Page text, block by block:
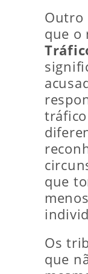
Outro
que o
que
Os
que